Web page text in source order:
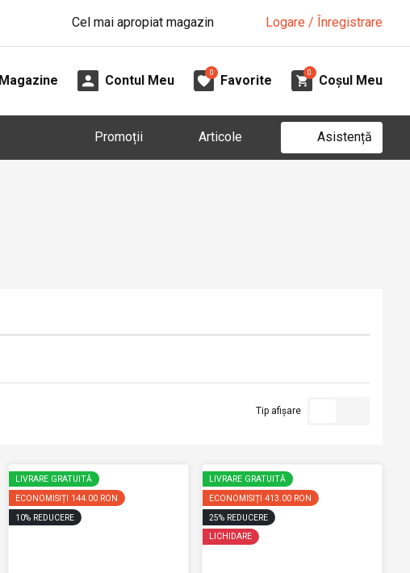
Cel mai apropiat magazin Logare / Înregistrare
Magazine Contul Meu
0
Favorite
0
Coșul Meu
Promoții Articole Asistență
Tip afișare
LIVRARE GRATUITĂ
ECONOMISIȚI 144.00 RON
10% REDUCERE
LIVRARE GRATUITĂ
ECONOMISIȚI 413.00 RON
25% REDUCERE
LICHIDARE